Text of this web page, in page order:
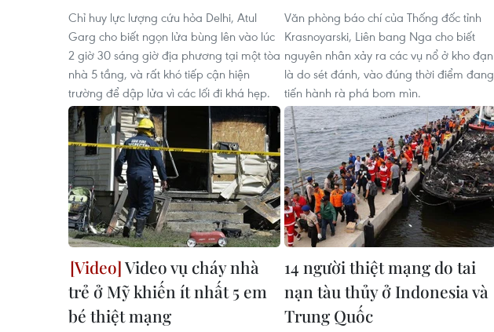
Chỉ huy lực lượng cứu hỏa Delhi, Atul
Garg cho biết ngọn lửa bùng lên vào lúc
2 giờ 30 sáng giờ địa phương tại một tòa
nhà 5 tầng, và rất khó tiếp cận hiện
trường để dập lửa vì các lối đi khá hẹp.
Văn phòng báo chí của Thống đốc tỉnh
Krasnoyarski, Liên bang Nga cho biết
nguyên nhân xảy ra các vụ nổ ở kho đạn
là do sét đánh, vào đúng thời điểm đang
tiến hành rà phá bom mìn.
Video vụ cháy nhà
trẻ ở Mỹ khiến ít nhất 5 em
bé thiệt mạng
14 người thiệt mạng do tai
nạn tàu thủy ở Indonesia và
Trung Quốc